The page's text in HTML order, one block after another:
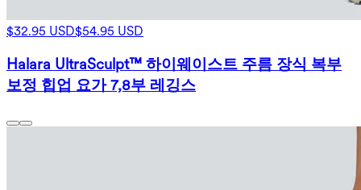
$32.95 USD$54.95 USD
Halara UltraSculpt™ 하이웨이스트 주름 장식 복부
보정 힙업 요가 7,8부 레깅스